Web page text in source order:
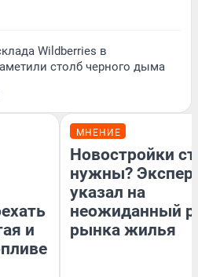
Wildberries в
столб черного дыма
и
МНЕНИЕ
Новостройки
нужны?
указал на
неожиданный
рынка жилья